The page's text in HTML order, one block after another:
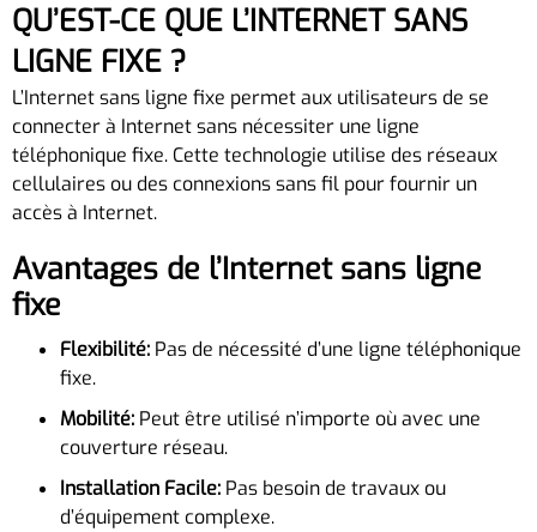
QU’EST-CE QUE L’INTERNET SANS
LIGNE FIXE ?
L’Internet sans ligne fixe permet aux utilisateurs de se
connecter à Internet sans nécessiter une ligne
téléphonique fixe. Cette technologie utilise des réseaux
cellulaires ou des connexions sans fil pour fournir un
accès à Internet.
Avantages de l’Internet sans ligne
fixe
Flexibilité: Pas de nécessité d’une ligne téléphonique
fixe.
Mobilité: Peut être utilisé n’importe où avec une
couverture réseau.
Installation Facile: Pas besoin de travaux ou
d’équipement complexe.